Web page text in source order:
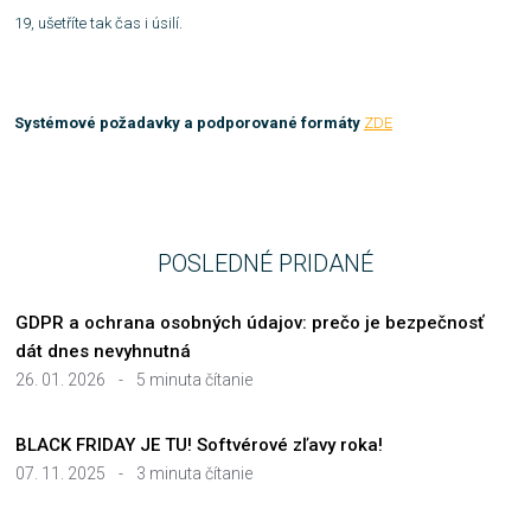
19, ušetříte tak čas i úsilí.
Systémové požadavky a podporované formáty ZDE
POSLEDNÉ PRIDANÉ
26. 01. 2026 - 5 minuta čítanie
GDPR a ochrana osobných údajov: prečo je bezpečnosť
dát dnes nevyhnutná
07. 11. 2025 - 3 minuta čítanie
BLACK FRIDAY JE TU! Softvérové zľavy roka!